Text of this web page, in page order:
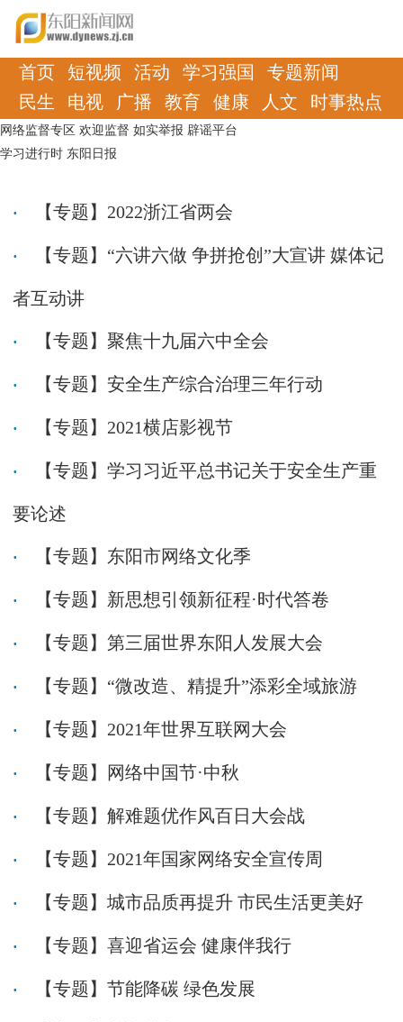
首页 短视频 活动 学习强国
专题新闻
民生
电视 广播 教育 健康 人文 时事热点
网络监督专区 欢迎监督 如实举报 辟谣平台
学习进行时 东阳日报
【专题】2022浙江省两会
【专题】“六讲六做 争拼抢创”大宣讲 媒体记
者互动讲
【专题】聚焦十九届六中全会
【专题】安全生产综合治理三年行动
【专题】2021横店影视节
【专题】学习习近平总书记关于安全生产重
要论述
【专题】东阳市网络文化季
【专题】新思想引领新征程·时代答卷
【专题】第三届世界东阳人发展大会
【专题】“微改造、精提升”添彩全域旅游
【专题】2021年世界互联网大会
【专题】网络中国节·中秋
【专题】解难题优作风百日大会战
【专题】2021年国家网络安全宣传周
【专题】城市品质再提升 市民生活更美好
【专题】喜迎省运会 健康伴我行
【专题】节能降碳 绿色发展